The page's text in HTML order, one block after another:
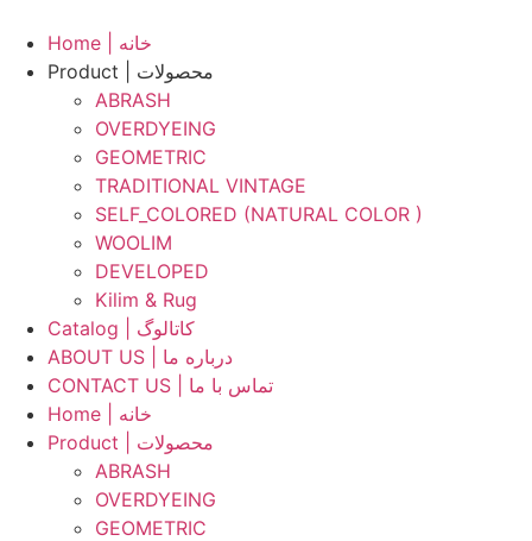
content
Home | خانه
Product | محصولات
ABRASH
OVERDYEING
GEOMETRIC
TRADITIONAL VINTAGE
SELF_COLORED (NATURAL COLOR )
WOOLIM
DEVELOPED
Kilim & Rug
Catalog | کاتالوگ
ABOUT US | درباره ما
CONTACT US | تماس با ما
Home | خانه
Product | محصولات
ABRASH
OVERDYEING
GEOMETRIC